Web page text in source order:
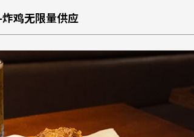
鸡无限量供应